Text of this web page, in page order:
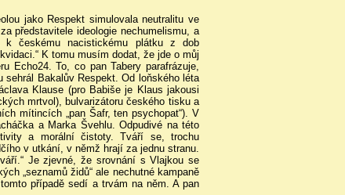
jako Respekt simulovala neutralitu ve
představitele ideologie nechumelismu, a
k českému nacistickému plátku z dob
K tomu musím dodat, že jde o můj
Echo24. To, co pan Tabery parafrázuje,
sehrál Bakalův Respekt. Od loňského léta
Klause (pro Babiše je Klaus jakousi
mrtvol), bulvarizátoru českého tisku a
mítincích „pan Šafr, ten psychopat“). V
a Marka Švehlu. Odpudivé na této
a morální čistoty. Tváří se, trochu
v utkání, v němž hrají za jednu stranu.
Je zjevné, že srovnání s Vlajkou se
„seznamů židů“ ale nechutné kampaně
případě sedí a trvám na něm. A pan